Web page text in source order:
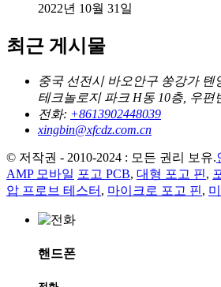
2022년 10월 31일
최근 게시물
중국 선전시 바오안구 쑹강가 톈
테크놀로지 파크 H동 10층, 우편
전화: +8613902448039
xingbin@xfcdz.com.cn
© 저작권 - 2010-2024 : 모든 권리 보유.
AMP 모바일 포고 PCB, 대형 포고 핀,
압 프로브 테스터 , 마이크로 포고 핀,
핸드폰